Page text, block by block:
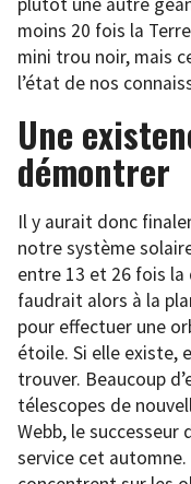
moins 20 fois la
mini trou noir, mais
l’état de nos
Une
démontrer
Il y aurait donc
notre système
entre 13 et 26 fois la
faudrait alors à la
pour effectuer une
étoile. Si elle existe,
trouver. Beaucoup
télescopes de
Webb, le
service cet